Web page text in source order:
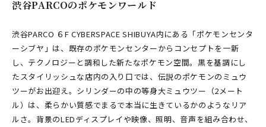
渋谷PARCOのポケモンワールド
渋谷PARCO ６F CYBERSPACE SHIBUYA内にある「ポケモンセンタ
ーシブヤ」は、既存のポケモンセンターからコンセプトを一新
し、テクノロジーと調和した新たなポケモン空間。黒を基調にし
たスタイリッシュな店内の入り口では、伝説のポケモンのミュウ
ツーがお出迎え。シリンダーの中の等身大ミュウツー（2メート
ル）は、柔らかい質感でまるで本当に生きているかのようなリア
ルさ。背景のLEDディスプレイや映像、照明、音声を組み合わせ、